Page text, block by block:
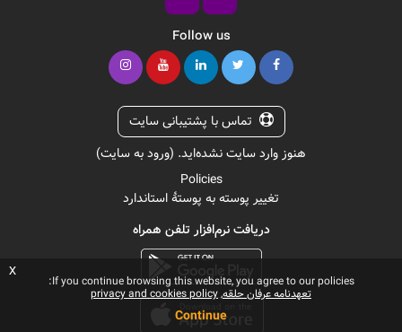
Follow us
تماس با پشتیبانی سایت
هنوز وارد سایت نشده‌اید. (ورود به سایت)
Policies
تغییر پوسته به پوستهٔ استاندارد
دریافت نرم‌افزار تلفن همراه
If you continue browsing this website, you agree to our policies:
تعهدنامه عرفان حلقه privacy and cookies policy
Continue
x